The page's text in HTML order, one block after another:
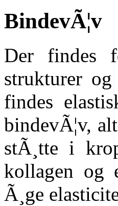
BindevÃ¦v
Der findes
strukturer
findes
bindevÃ¦v,
stÃ¸tte i
kollagen og
Ã¸ge